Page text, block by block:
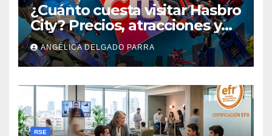
¿Cuánto cuesta visitar Hasbro
City? Precios, atracciones y
actividades de Summer Fest
ANGÉLICA DELGADO PARRA
RSE